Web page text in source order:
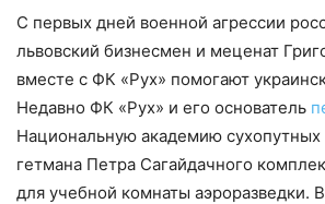
С первых дней военной агрессии
львовский бизнесмен и меценат
вместе с ФК «Рух» помогают
Недавно ФК «Рух» и его основатель
Национальную академию сухопутных
гетмана Петра Сагайдачного
для учебной комнаты аэроразведки.